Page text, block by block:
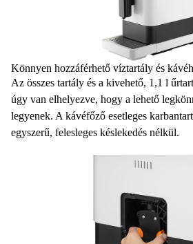
Könnyen hozzáférhető víztartály és
Az összes tartály és a kivehető, 1,1 l
úgy van elhelyezve, hogy a lehető
legyenek. A kávéfőző esetleges
egyszerű, felesleges késlekedés nélkül.